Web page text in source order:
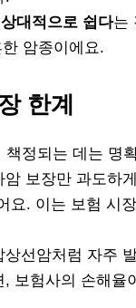
대적으로 쉽다는
암종이에요.
한계
정되는 데는 명
보장만 과도하
요. 이는 보험 시
상선암처럼 자주
보험사의 손해율